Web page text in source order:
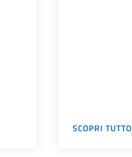
SCOPRI TUTTO